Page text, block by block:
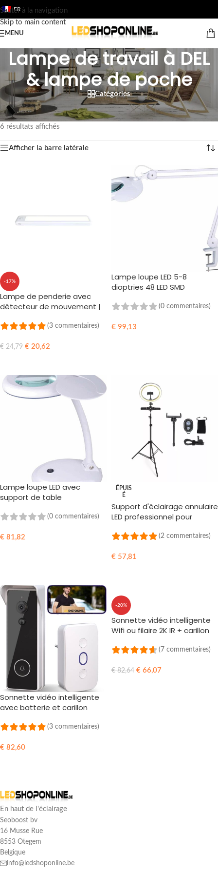
Sauter à la navigation
Skip to main content
FR
MENU
Lampe de travail à DEL
& lampe de poche
Catégories
Accueil/Boutique /OUTIL/
Lampe de travail à DEL & lampe de poche
6 résultats affichés
Afficher la barre latérale
-17%
Lampe de penderie avec
détecteur de mouvement |
(3 commentaires)
€24,79 € 20,62
Lampe loupe LED 5-8
dioptries 48 LED SMD
(0 commentaires)
€ 99,13
Lampe loupe LED avec
support de table
(0 commentaires)
€ 81,82
ÉPUIS
É
Support d'éclairage annulaire
LED professionnel pour
(2 commentaires)
€ 57,81
Sonnette vidéo intelligente
avec batterie et carillon
(3 commentaires)
€ 82,60
-20%
Sonnette vidéo intelligente
Wifi ou filaire 2K IR + carillon
(7 commentaires)
€82,64 € 66,07
En haut de l'éclairage
Seoboost bv
16 Musse Rue
8553 Otegem
Belgique
info@ledshoponline.be